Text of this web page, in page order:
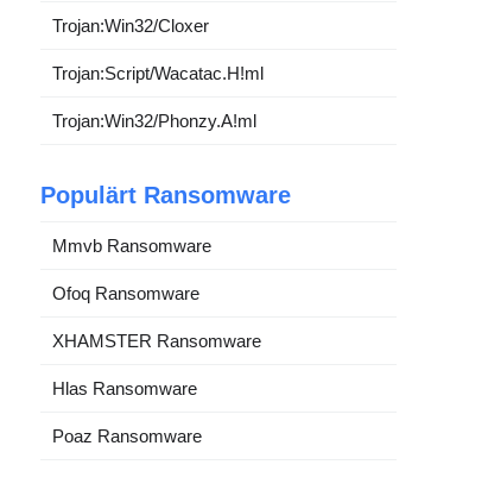
Trojan:Win32/Cloxer
Trojan:Script/Wacatac.H!ml
Trojan:Win32/Phonzy.A!ml
Populärt Ransomware
Mmvb Ransomware
Ofoq Ransomware
XHAMSTER Ransomware
Hlas Ransomware
Poaz Ransomware